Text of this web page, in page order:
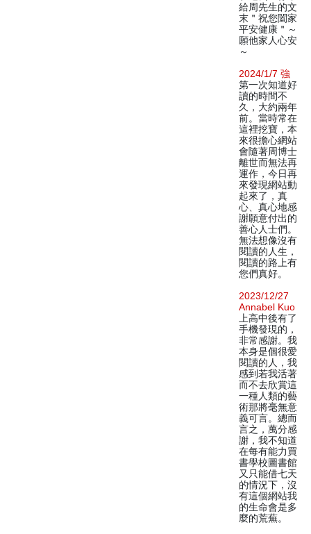
給周先生的文
末＂祝您闔家
平安健康＂～
願他家人心安
～
2024/1/7 強
第一次知道好
讀的時間不
久，大約兩年
前。當時常在
這裡挖寶，本
來很擔心網站
會隨著周博士
離世而無法再
運作，今日再
來發現網站動
起來了，真
心、真心地感
謝願意付出的
善心人士們。
無法想像沒有
閱讀的人生，
閱讀的路上有
您們真好。
2023/12/27
Annabel Kuo
上高中後有了
手機發現的，
非常感謝。我
本身是個很愛
閱讀的人，我
感到若我活著
而不去欣賞這
一種人類的藝
術那將毫無意
義可言。總而
言之，萬分感
謝，我不知道
在每有能力買
書學校圖書館
又只能借七天
的情況下，沒
有這個網站我
的生命會是多
麼的荒蕪。